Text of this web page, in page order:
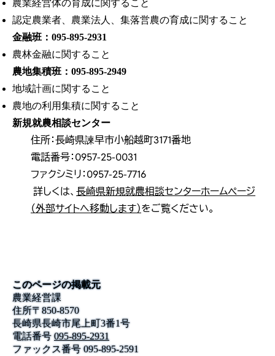
農業経営体の育成に関すること
認定農業者、農業法人、集落営農の育成に関すること
金融班：095-895-2931
農林金融に関すること
農地集積班：095-895-2949
地域計画に関すること
農地の利用集積に関すること
新規就農相談センター
住所：長崎県諫早市小船越町3171番地
電話番号：0957-25-0031
ファクシミリ：0957-25-7716
詳しくは、 長崎県新規就農相談センターホームページ
（外部サイトへ移動します）をご覧ください。
このページの掲載元
農業経営課
住所〒850-8570
長崎県長崎市尾上町3番1号
電話番号 095-895-2931
ファックス番号095-895-2591